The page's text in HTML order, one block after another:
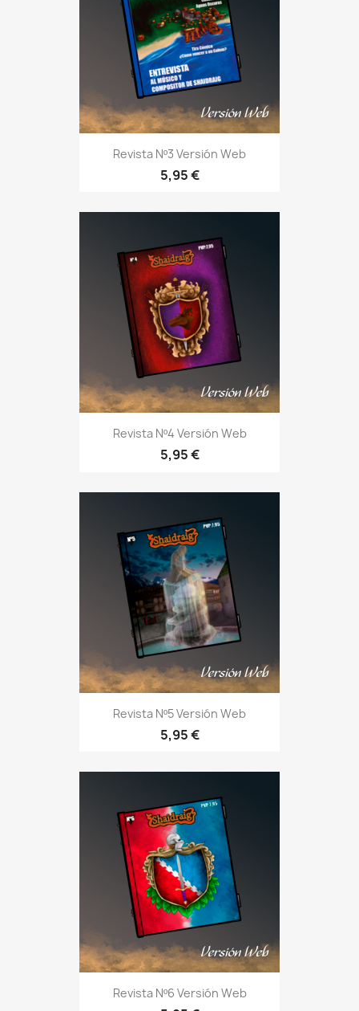
Revista Nº3 Versión Web
5,95 €
Revista Nº4 Versión Web
5,95 €
Revista Nº5 Versión Web
5,95 €
Revista Nº6 Versión Web